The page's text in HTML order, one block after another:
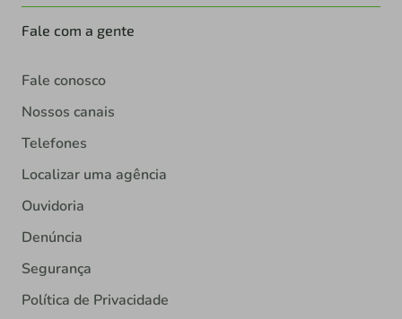
Fale com a gente
Fale conosco
Nossos canais
Telefones
Localizar uma agência
Ouvidoria
Denúncia
Segurança
Política de Privacidade